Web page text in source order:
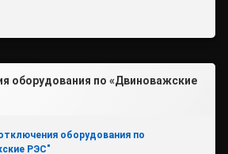
оборудования по «Двиноважские